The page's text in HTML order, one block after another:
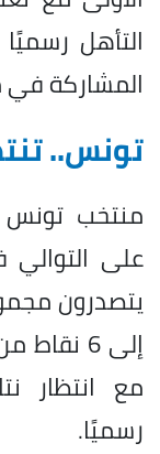
التأهل
المشاركة في
تونس..
منتخب
على
إلى 6
مع انتظار
رسميًا.